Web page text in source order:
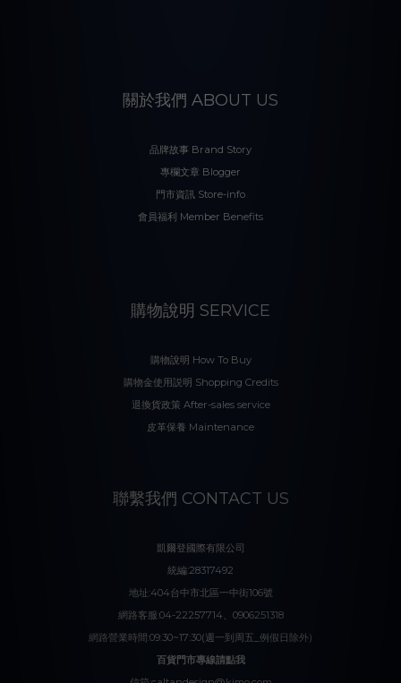
關於我們 ABOUT US
品牌故事 Brand Story
專欄文章 Blogger
門市資訊 Store-info
會員福利 Member Benefits
購物說明 SERVICE
購物說明 How To Buy
購物金使用説明 Shopping Credits
退換貨政策 After-sales service
皮革保養 Maintenance
聯繫我們 CONTACT US
凱爾登國際有限公司
統編:28317492
地址:404台中市北區一中街106號
網路客服:04-22257714、0906251318
網路營業時間:09:30~17:30(週一到周五_例假日除外)
百貨門市專線請點我